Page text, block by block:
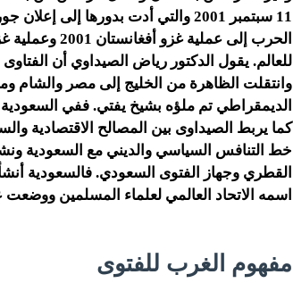
11 سبتمبر 2001 والتي أدت بدورها
وانتقلت الظاهرة من الخليج إلى مصر والشام
الديمقراطي تم ملؤه بشيخ يفتي. ففي
كما يربط الصيداوى بين المصالح الاقتصادية
خط التنافس السياسي والديني مع السعودية
القطري وجهاز الفتوى السعودي. فالسعودية
اسمه الاتحاد العالمي لعلماء المسلمين
مفهوم الغرب للفتوى